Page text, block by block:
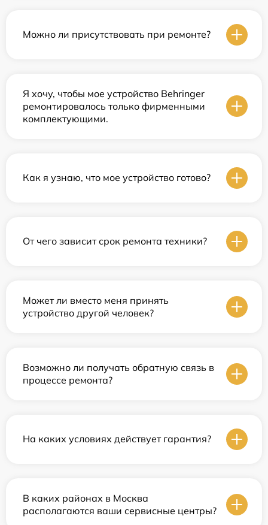
Можно ли присутствовать при ремонте?
Я хочу, чтобы мое устройство Behringer
ремонтировалось только фирменными
комплектующими.
Как я узнаю, что мое устройство готово?
От чего зависит срок ремонта техники?
Может ли вместо меня принять
устройство другой человек?
Возможно ли получать обратную связь в
процессе ремонта?
На каких условиях действует гарантия?
В каких районах в Москва
располагаются ваши сервисные центры?